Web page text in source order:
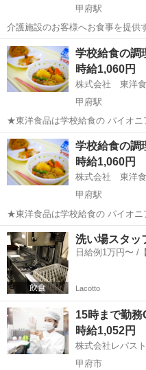
甲府駅
介護施設のお客様へお食事を提供
をもとに、調理業務等をお願いします。 ・調理業務全般
品、在庫管理 ・配膳下膳、食器類
・帳票類の作成、管理 イベ...
山梨 甲府市 甲府駅 そ
学校給食の調
時給1,060円
株式会社 東洋
甲府駅
★東洋食品は学校給食の パイオニア企業！ ◎自校調理方
◎センター方式321箇所以上 ★当社は北海道から九州まで 全国の子ど
もたちの6人に1人、 1日あたり「
ている 会...
山梨 甲府市 甲府駅 そ
学校給食の調
時給1,060円
株式会社 東洋
甲府駅
★東洋食品は学校給食の パイオニア企業！ ◎自校調理方
◎センター方式321箇所以上 ★当社は北海道から九州まで 全国の子ど
もたちの6人に1人、 1日あたり「
ている 会...
山梨 甲府市 甲府駅
洗い場スタッ
日給例1万円〜 /
Lacotto
15時まで勤
時給1,052円
株式会社レパスト
甲府市